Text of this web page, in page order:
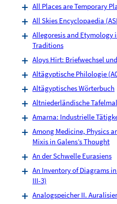
All Places are Temporary
All Skies Encyclopaedia
Allegoresis and Etymology
Traditions
Aloys Hirt: Briefwechsel
Altägyptische Philologie
Altägyptisches Wörterbuch
Altniederländische
Amarna: Industrielle
Among Medicine, Physics
Mixis in Galens’s Thought
An der Schwelle Eurasiens
An Inventory of Diagrams
III-3)
Analogspeicher II.